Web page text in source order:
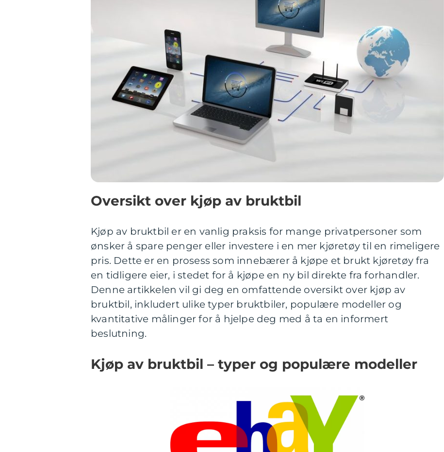
Oversikt over kjøp av bruktbil
Kjøp av bruktbil er en vanlig praksis for mange privatpersoner som
ønsker å spare penger eller investere i en mer kjøretøy til en rimeligere
pris. Dette er en prosess som innebærer å kjøpe et brukt kjøretøy fra
en tidligere eier, i stedet for å kjøpe en ny bil direkte fra forhandler.
Denne artikkelen vil gi deg en omfattende oversikt over kjøp av
bruktbil, inkludert ulike typer bruktbiler, populære modeller og
kvantitative målinger for å hjelpe deg med å ta en informert
beslutning.
Kjøp av bruktbil – typer og populære modeller